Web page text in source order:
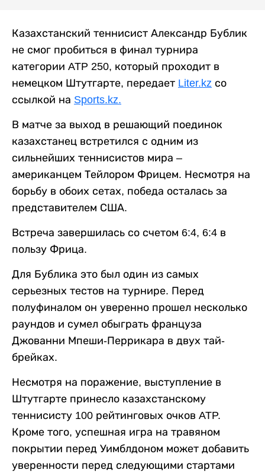
Казахстанский теннисист Александр Бублик
не смог пробиться в финал турнира
категории ATP 250, который проходит в
немецком Штутгарте, передает Liter.kz со
ссылкой на Sports.kz.
В матче за выход в решающий поединок
казахстанец встретился с одним из
сильнейших теннисистов мира –
американцем Тейлором Фрицем. Несмотря на
борьбу в обоих сетах, победа осталась за
представителем США.
Встреча завершилась со счетом 6:4, 6:4 в
пользу Фрица.
Для Бублика это был один из самых
серьезных тестов на турнире. Перед
полуфиналом он уверенно прошел несколько
раундов и сумел обыграть француза
Джованни Мпеши-Перрикара в двух тай-
брейках.
Несмотря на поражение, выступление в
Штутгарте принесло казахстанскому
теннисисту 100 рейтинговых очков ATP.
Кроме того, успешная игра на травяном
покрытии перед Уимблдоном может добавить
уверенности перед следующими стартами